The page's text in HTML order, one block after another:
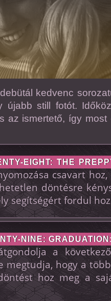
kedvenc
újabb still fotót.
az ismertető, így
EIGHT: THE
csavart
döntésre
segítségért fordul
NINE:
a
megtudja, hogy a
hoz meg a